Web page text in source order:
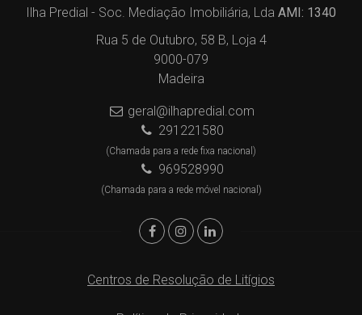
Ilha Predial - Soc. Mediação Imobiliária, Lda AMI: 1340
Rua 5 de Outubro, 58 B, Loja 4
9000-079
Madeira
geral@ilhapredial.com
291221580
(Chamada para a rede fixa nacional)
969528990
(Chamada para a rede móvel nacional)
Centros de Resolução de Litígios